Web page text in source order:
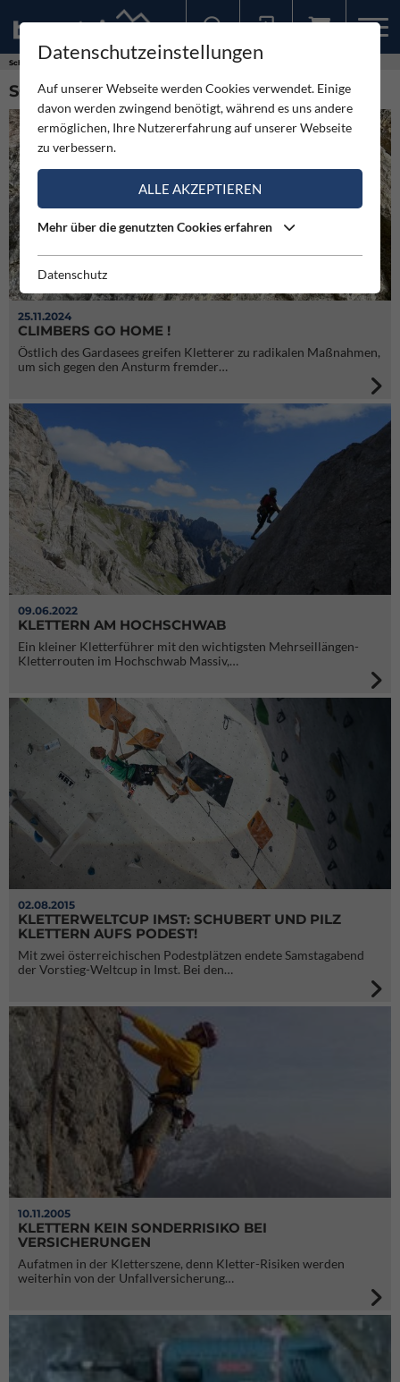
Schlagworte
SCHLAGWORT: KLETTERN (5)
25.11.2024
CLIMBERS GO HOME !
Östlich des Gardasees greifen Kletterer zu radikalen Maßnahmen,
um sich gegen den Ansturm fremder…
09.06.2022
KLETTERN AM HOCHSCHWAB
Ein kleiner Kletterführer mit den wichtigsten Mehrseillängen-
Kletterrouten im Hochschwab Massiv,…
02.08.2015
KLETTERWELTCUP IMST: SCHUBERT UND PILZ
KLETTERN AUFS PODEST!
Mit zwei österreichischen Podestplätzen endete Samstagabend
der Vorstieg-Weltcup in Imst. Bei den…
10.11.2005
KLETTERN KEIN SONDERRISIKO BEI
VERSICHERUNGEN
Aufatmen in der Kletterszene, denn Kletter-Risiken werden
weiterhin von der Unfallversicherung…
Datenschutzeinstellungen
Auf unserer Webseite werden Cookies verwendet. Einige
davon werden zwingend benötigt, während es uns andere
ermöglichen, Ihre Nutzererfahrung auf unserer Webseite
zu verbessern.
ALLE AKZEPTIEREN
Mehr über die genutzten Cookies erfahren
Datenschutz